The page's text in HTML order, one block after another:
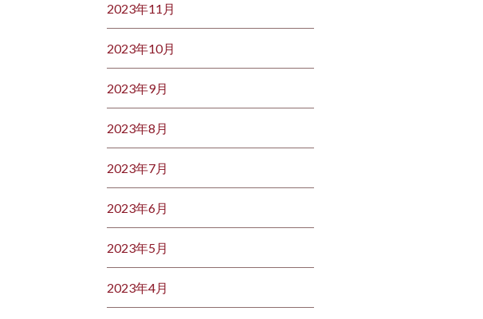
2023年11月
2023年10月
2023年9月
2023年8月
2023年7月
2023年6月
2023年5月
2023年4月